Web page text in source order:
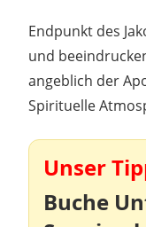
Endpunkt des
und
angeblich der
Spirituelle
Unser
Buche